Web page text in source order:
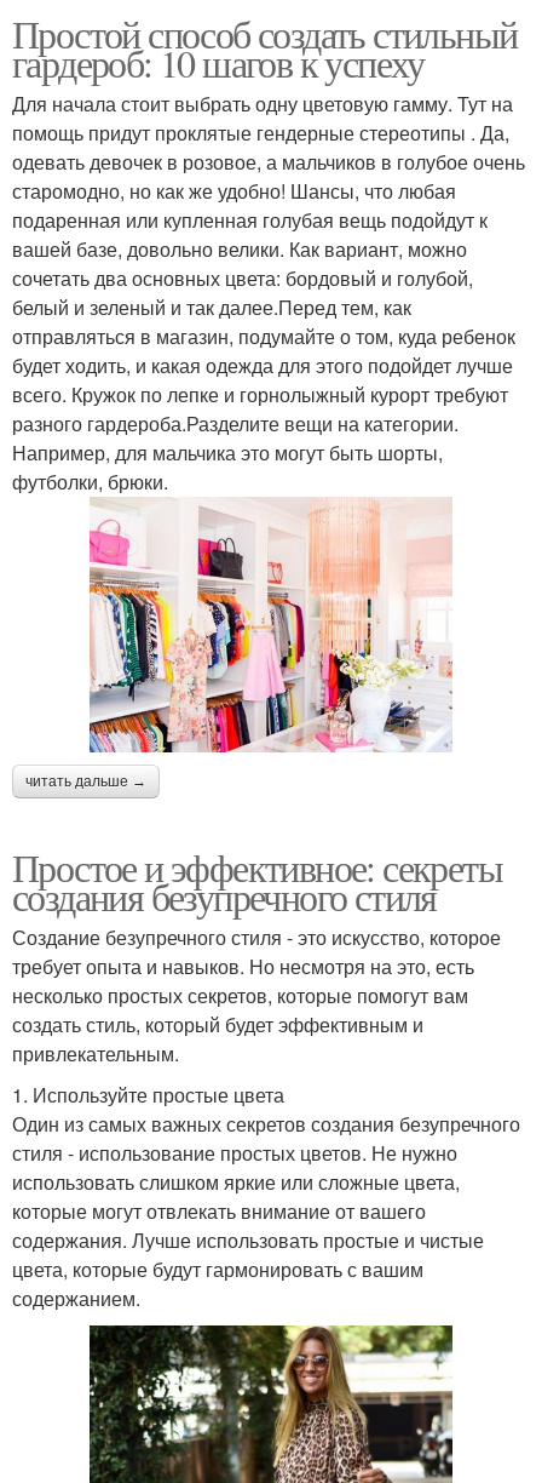
Простой способ создать стильный
гардероб: 10 шагов к успеху
Для начала стоит выбрать одну цветовую гамму. Тут на
помощь придут проклятые гендерные стереотипы . Да,
одевать девочек в розовое, а мальчиков в голубое очень
старомодно, но как же удобно! Шансы, что любая
подаренная или купленная голубая вещь подойдут к
вашей базе, довольно велики. Как вариант, можно
сочетать два основных цвета: бордовый и голубой,
белый и зеленый и так далее.Перед тем, как
отправляться в магазин, подумайте о том, куда ребенок
будет ходить, и какая одежда для этого подойдет лучше
всего. Кружок по лепке и горнолыжный курорт требуют
разного гардероба.Разделите вещи на категории.
Например, для мальчика это могут быть шорты,
футболки, брюки.
читать дальше →
Простое и эффективное: секреты
создания безупречного стиля
Создание безупречного стиля - это искусство, которое
требует опыта и навыков. Но несмотря на это, есть
несколько простых секретов, которые помогут вам
создать стиль, который будет эффективным и
привлекательным.
1. Используйте простые цвета
Один из самых важных секретов создания безупречного
стиля - использование простых цветов. Не нужно
использовать слишком яркие или сложные цвета,
которые могут отвлекать внимание от вашего
содержания. Лучше использовать простые и чистые
цвета, которые будут гармонировать с вашим
содержанием.